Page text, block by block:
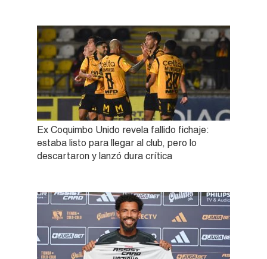
Ex Coquimbo Unido revela fallido fichaje:
estaba listo para llegar al club, pero lo
descartaron y lanzó dura crítica